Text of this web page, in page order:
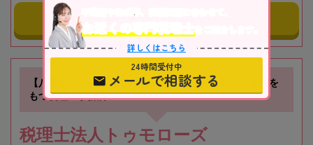
事務所にメールする
【八丁堀駅徒歩3分】お客様に寄り添った、相続に自信を
もつ税理士事務所
税理士法人トゥモローズ
不動産や株式等、相続資産に合わせて、
お近くの専門税理士
をご紹介します。
詳しくはこちら
24時間受付中
メールで相談する